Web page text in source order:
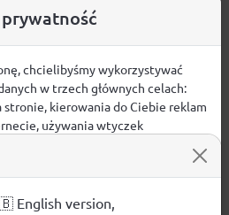
chcielibyśmy wykorzystywać
w trzech głównych celach:
kierowania do Ciebie reklam
używania wtyczek
plikach cookie i tym, jak
English version,